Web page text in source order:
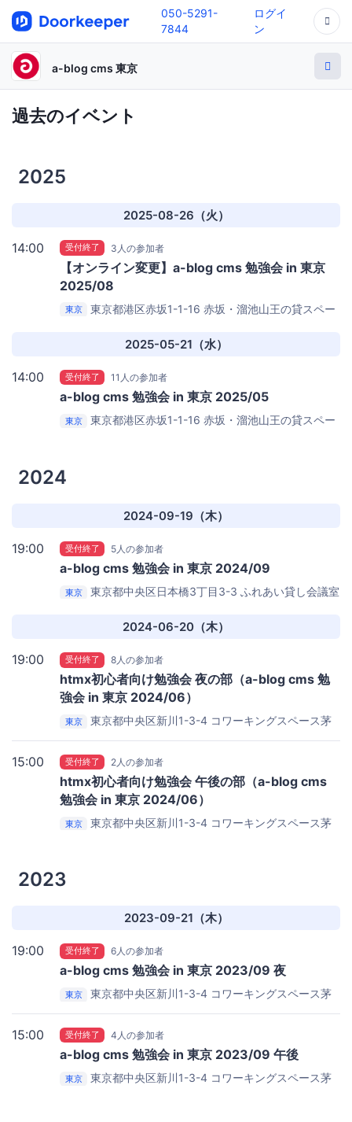
050-5291-
7844
ログイ
ン
a-blog cms 東京
過去のイベント
2025
2025-08-26（火）
14:00 受付終了 3人の参加者
【オンライン変更】a-blog cms 勉強会 in 東京
2025/08
東京 東京都港区赤坂1-1-16 赤坂・溜池山王の貸スペー
2025-05-21（水）
14:00 受付終了 11人の参加者
a-blog cms 勉強会 in 東京 2025/05
東京 東京都港区赤坂1-1-16 赤坂・溜池山王の貸スペー
2024
2024-09-19（木）
19:00 受付終了 5人の参加者
a-blog cms 勉強会 in 東京 2024/09
東京 東京都中央区日本橋3丁目3-3 ふれあい貸し会議室
2024-06-20（木）
19:00 受付終了 8人の参加者
htmx初心者向け勉強会 夜の部（a-blog cms 勉
強会 in 東京 2024/06）
東京 東京都中央区新川1-3-4 コワーキングスペース茅
15:00 受付終了 2人の参加者
htmx初心者向け勉強会 午後の部（a-blog cms
勉強会 in 東京 2024/06）
東京 東京都中央区新川1-3-4 コワーキングスペース茅
2023
2023-09-21（木）
19:00 受付終了 6人の参加者
a-blog cms 勉強会 in 東京 2023/09 夜
東京 東京都中央区新川1-3-4 コワーキングスペース茅
15:00 受付終了 4人の参加者
a-blog cms 勉強会 in 東京 2023/09 午後
東京 東京都中央区新川1-3-4 コワーキングスペース茅